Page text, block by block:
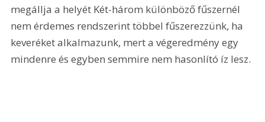
megállja a helyét Két-három különböző fűszernél
nem érdemes rendszerint többel fűszerezzünk, ha
keveréket alkalmazunk, mert a végeredmény egy
mindenre és egyben semmire nem hasonlító íz lesz.